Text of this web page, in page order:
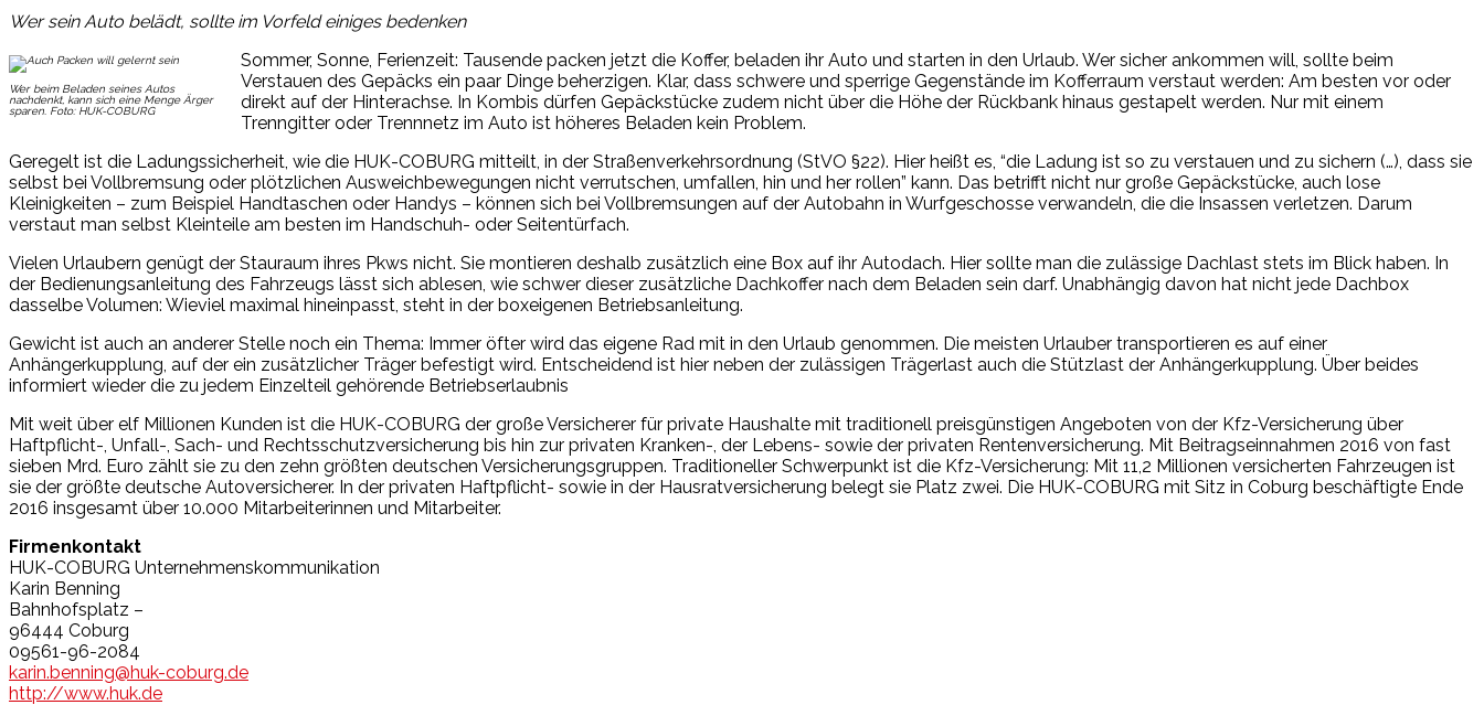
Wer sein Auto belädt, sollte im Vorfeld einiges bedenken
Wer beim Beladen seines Autos
nachdenkt, kann sich eine Menge Ärger
sparen. Foto: HUK-COBURG
Sommer, Sonne, Ferienzeit: Tausende packen jetzt die Koffer, beladen ihr Auto und starten in den Urlaub. Wer sicher ankommen will, sollte beim
Verstauen des Gepäcks ein paar Dinge beherzigen. Klar, dass schwere und sperrige Gegenstände im Kofferraum verstaut werden: Am besten vor oder
direkt auf der Hinterachse. In Kombis dürfen Gepäckstücke zudem nicht über die Höhe der Rückbank hinaus gestapelt werden. Nur mit einem
Trenngitter oder Trennnetz im Auto ist höheres Beladen kein Problem.
Geregelt ist die Ladungssicherheit, wie die HUK-COBURG mitteilt, in der Straßenverkehrsordnung (StVO §22). Hier heißt es, “die Ladung ist so zu verstauen und zu sichern (…), dass sie
selbst bei Vollbremsung oder plötzlichen Ausweichbewegungen nicht verrutschen, umfallen, hin und her rollen” kann. Das betrifft nicht nur große Gepäckstücke, auch lose
Kleinigkeiten – zum Beispiel Handtaschen oder Handys – können sich bei Vollbremsungen auf der Autobahn in Wurfgeschosse verwandeln, die die Insassen verletzen. Darum
verstaut man selbst Kleinteile am besten im Handschuh- oder Seitentürfach.
Vielen Urlaubern genügt der Stauraum ihres Pkws nicht. Sie montieren deshalb zusätzlich eine Box auf ihr Autodach. Hier sollte man die zulässige Dachlast stets im Blick haben. In
der Bedienungsanleitung des Fahrzeugs lässt sich ablesen, wie schwer dieser zusätzliche Dachkoffer nach dem Beladen sein darf. Unabhängig davon hat nicht jede Dachbox
dasselbe Volumen: Wieviel maximal hineinpasst, steht in der boxeigenen Betriebsanleitung.
Gewicht ist auch an anderer Stelle noch ein Thema: Immer öfter wird das eigene Rad mit in den Urlaub genommen. Die meisten Urlauber transportieren es auf einer
Anhängerkupplung, auf der ein zusätzlicher Träger befestigt wird. Entscheidend ist hier neben der zulässigen Trägerlast auch die Stützlast der Anhängerkupplung. Über beides
informiert wieder die zu jedem Einzelteil gehörende Betriebserlaubnis
Mit weit über elf Millionen Kunden ist die HUK-COBURG der große Versicherer für private Haushalte mit traditionell preisgünstigen Angeboten von der Kfz-Versicherung über
Haftpflicht-, Unfall-, Sach- und Rechtsschutzversicherung bis hin zur privaten Kranken-, der Lebens- sowie der privaten Rentenversicherung. Mit Beitragseinnahmen 2016 von fast
sieben Mrd. Euro zählt sie zu den zehn größten deutschen Versicherungsgruppen. Traditioneller Schwerpunkt ist die Kfz-Versicherung: Mit 11,2 Millionen versicherten Fahrzeugen ist
sie der größte deutsche Autoversicherer. In der privaten Haftpflicht- sowie in der Hausratversicherung belegt sie Platz zwei. Die HUK-COBURG mit Sitz in Coburg beschäftigte Ende
2016 insgesamt über 10.000 Mitarbeiterinnen und Mitarbeiter.
Firmenkontakt
HUK-COBURG Unternehmenskommunikation
Karin Benning
Bahnhofsplatz –
96444 Coburg
09561-96-2084
karin.benning@huk-coburg.de
http://www.huk.de